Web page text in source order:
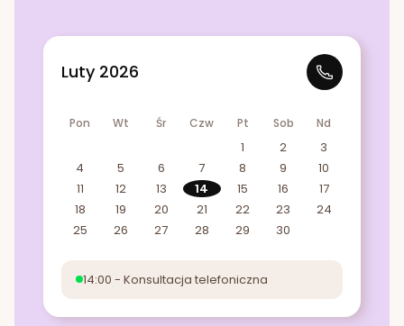
Luty 2026
Pon Wt Śr Czw Pt Sob Nd
1 2
3
4
5 6 7 8 9
10
11
12 13 14 15 16
17
18
19 20 21 22 23
24
25
26 27 28 29 30
14:00 - Konsultacja telefoniczna